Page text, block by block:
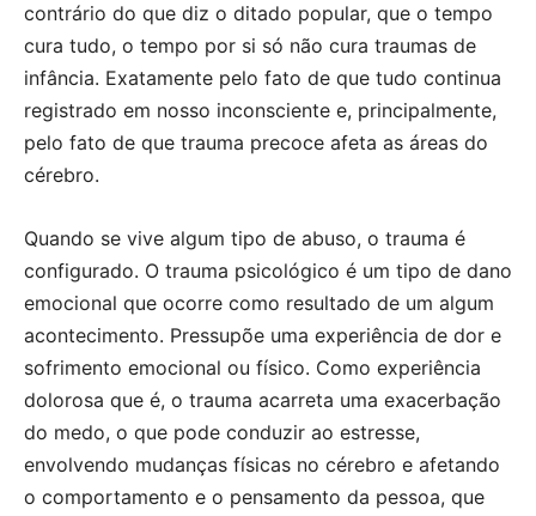
contrário do que diz o ditado popular, que o tempo
cura tudo, o tempo por si só não cura traumas de
infância. Exatamente pelo fato de que tudo continua
registrado em nosso inconsciente e, principalmente,
pelo fato de que trauma precoce afeta as áreas do
cérebro.
Quando se vive algum tipo de abuso, o trauma é
configurado. O trauma psicológico é um tipo de dano
emocional que ocorre como resultado de um algum
acontecimento. Pressupõe uma experiência de dor e
sofrimento emocional ou físico. Como experiência
dolorosa que é, o trauma acarreta uma exacerbação
do medo, o que pode conduzir ao estresse,
envolvendo mudanças físicas no cérebro e afetando
o comportamento e o pensamento da pessoa, que